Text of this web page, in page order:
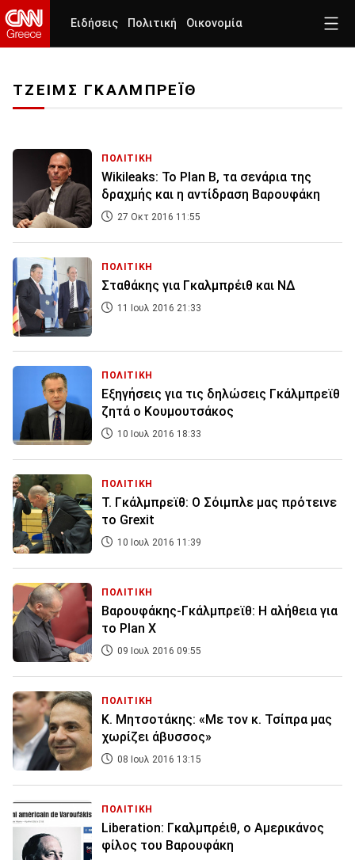
Ειδήσεις Πολιτική Οικονομία
ΤΖΕΙΜΣ ΓΚΑΛΜΠΡΕΪΘ
ΠΟΛΙΤΙΚΗ
Wikileaks: Το Plan B, τα σενάρια της
δραχμής και η αντίδραση Βαρουφάκη
27 Οκτ 2016 11:55
ΠΟΛΙΤΙΚΗ
Σταθάκης για Γκαλμπρέιθ και ΝΔ
11 Ιουλ 2016 21:33
ΠΟΛΙΤΙΚΗ
Εξηγήσεις για τις δηλώσεις Γκάλμπρεϊθ
ζητά ο Κουμουτσάκος
10 Ιουλ 2016 18:33
ΠΟΛΙΤΙΚΗ
Τ. Γκάλμπρεϊθ: Ο Σόιμπλε μας πρότεινε
το Grexit
10 Ιουλ 2016 11:39
ΠΟΛΙΤΙΚΗ
Βαρουφάκης-Γκάλμπρεϊθ: Η αλήθεια για
το Plan X
09 Ιουλ 2016 09:55
ΠΟΛΙΤΙΚΗ
Κ. Μητσοτάκης: «Με τον κ. Τσίπρα μας
χωρίζει άβυσσος»
08 Ιουλ 2016 13:15
ΠΟΛΙΤΙΚΗ
Liberation: Γκαλμπρέιθ, ο Αμερικάνος
φίλος του Βαρουφάκη